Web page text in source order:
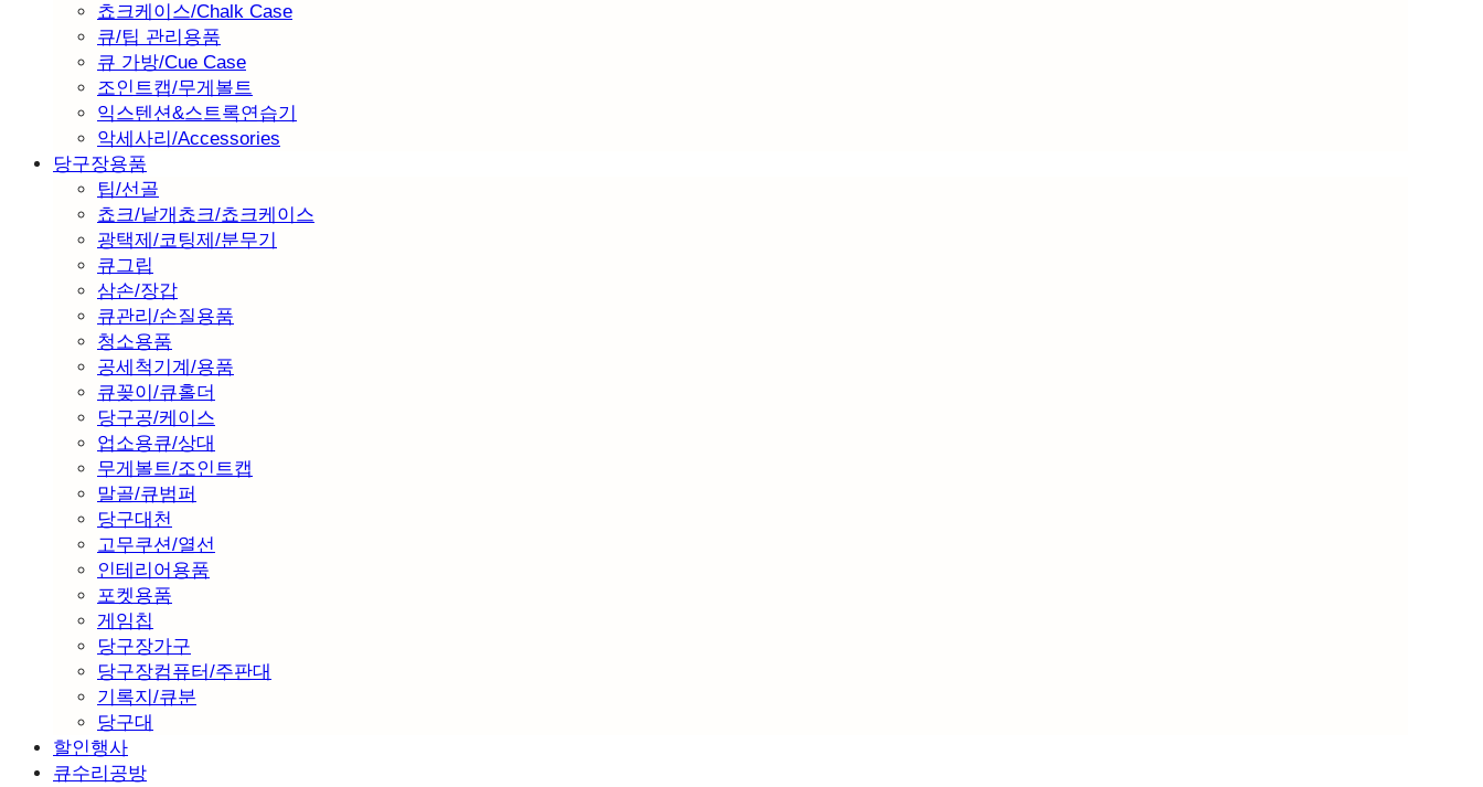
쵸크케이스/Chalk Case
큐/팁 관리용품
큐 가방/Cue Case
조인트캡/무게볼트
익스텐션&스트록연습기
악세사리/Accessories
당구장용품
팁/선골
쵸크/낱개쵸크/쵸크케이스
광택제/코팅제/분무기
큐그립
삼손/장갑
큐관리/손질용품
청소용품
공세척기계/용품
큐꽂이/큐홀더
당구공/케이스
업소용큐/상대
무게볼트/조인트캡
말골/큐범퍼
당구대천
고무쿠션/열선
인테리어용품
포켓용품
게임칩
당구장가구
당구장컴퓨터/주판대
기록지/큐분
당구대
할인행사
큐수리공방